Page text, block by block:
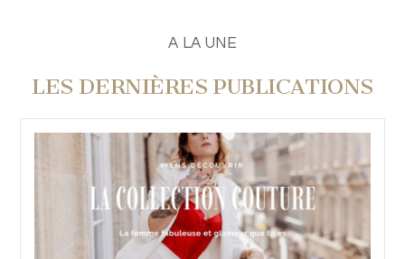
PUBLIER UN COMMENTAIRE
A LA UNE
LES DERNIÈRES PUBLICATIONS